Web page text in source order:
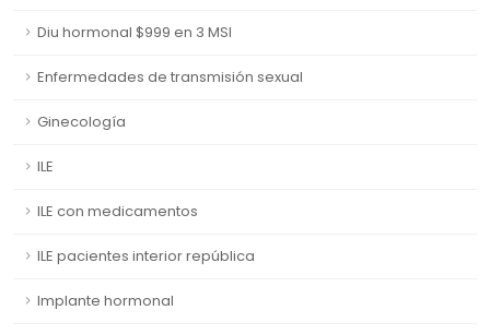
Diu hormonal $999 en 3 MSI
Enfermedades de transmisión sexual
Ginecología
ILE
ILE con medicamentos
ILE pacientes interior república
Implante hormonal